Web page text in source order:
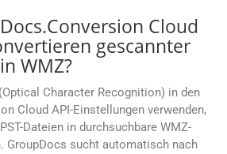
Cloud
gescannter
WMZ?
Character Recognition) in den
Cloud API-Einstellungen verwenden,
Dateien in durchsuchbare WMZ-
GroupDocs sucht automatisch nach